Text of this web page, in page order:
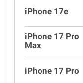
iPhone 17e
iPhone 17 Pro
Max
iPhone 17 Pro